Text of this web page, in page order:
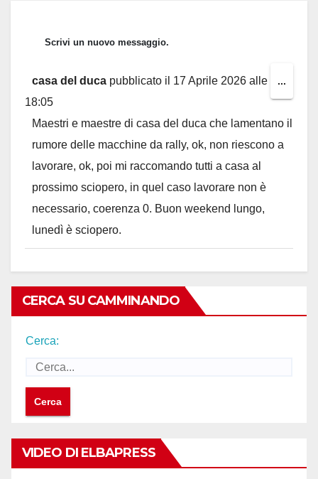
casa del duca pubblicato il 17 Aprile 2026 alle
18:05
Maestri e maestre di casa del duca che lamentano il
rumore delle macchine da rally, ok, non riescono a
lavorare, ok, poi mi raccomando tutti a casa al
prossimo sciopero, in quel caso lavorare non è
necessario, coerenza 0. Buon weekend lungo,
lunedì è sciopero.
...
this
CERCA SU CAMMINANDO
Cerca:
VIDEO DI ELBAPRESS